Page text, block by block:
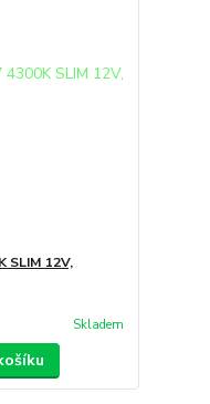
SLIM 12V,
Skladem